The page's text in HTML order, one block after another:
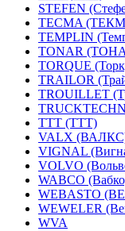
STEFEN
TECMA
TEMPLIN
TONAR
TORQUE
TRAILOR
TROUILLET
TTT (ТТТ)
VALX
VIGNAL
VOLVO
WABCO
WEBASTO
WEWELER
WVA